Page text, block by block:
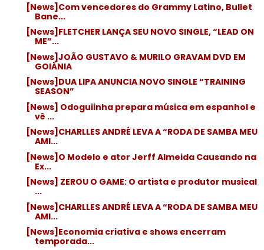
[News]Com vencedores do Grammy Latino, Bullet
Bane...
[News]FLETCHER LANÇA SEU NOVO SINGLE, “LEAD ON
ME”...
[News]JOÃO GUSTAVO & MURILO GRAVAM DVD EM
GOIÂNIA
[News]DUA LIPA ANUNCIA NOVO SINGLE “TRAINING
SEASON”
[News] Odoguiinha prepara música em espanhol e
vê ...
[News]CHARLLES ANDRÉ LEVA A “RODA DE SAMBA MEU
AMI...
[News]O Modelo e ator Jerff Almeida Causando na
Ex...
[News] ZEROU O GAME: O artista e produtor musical
...
[News]CHARLLES ANDRÉ LEVA A “RODA DE SAMBA MEU
AMI...
[News]Economia criativa e shows encerram
temporada...